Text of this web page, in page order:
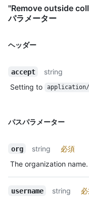
"Remove outside
パラメーター
ヘッダー
accept
string
Setting to
application/
パスパラメーター
org string
必須
The organization
username string